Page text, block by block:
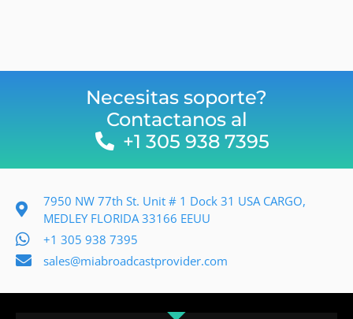
Necesitas soporte?
Contactanos al
+1 305 938 7395
7950 NW 77th St. Unit # 1 Dock 31 USA CARGO,
MEDLEY FLORIDA 33166 EEUU
+1 305 938 7395
sales@miabroadcastprovider.com